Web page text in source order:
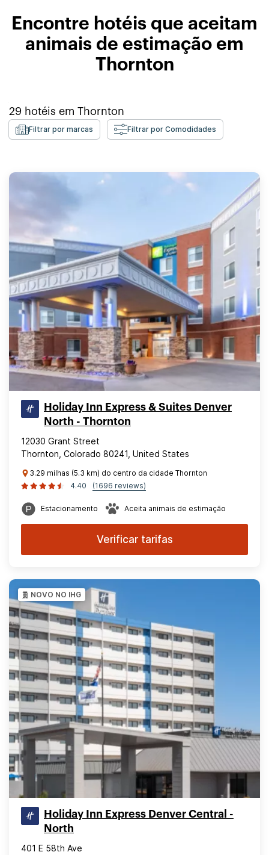
Encontre hotéis que aceitam
animais de estimação em
Thornton
29 hotéis em Thornton
Filtrar por marcas Filtrar por Comodidades
Holiday Inn Express & Suites Denver
North - Thornton
12030 Grant Street
Thornton, Colorado 80241, United States
3.29 milhas (5.3 km) do centro da cidade Thornton
4.40
(1696 reviews)
Estacionamento Aceita animais de estimação
Verificar tarifas
NOVO NO IHG
Holiday Inn Express Denver Central -
North
401 E 58th Ave